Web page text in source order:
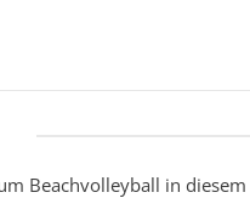
Beachvolleyball in diesem